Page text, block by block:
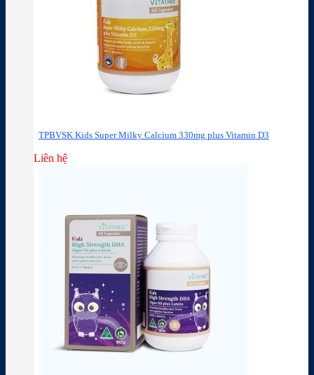
TPBVSK Kids Super Milky Calcium 330mg plus Vitamin D3
Liên hệ